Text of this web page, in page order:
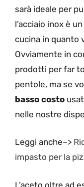
sarà ideale per
l’acciaio inox è
cucina in quanto
Ovviamente in
prodotti per far
pentole, ma se
basso costo
nelle nostre
Leggi anche–>
impasto per la
L’aceto oltre ad